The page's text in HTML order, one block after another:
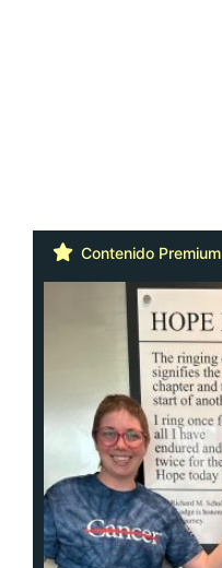
Contenido Premium